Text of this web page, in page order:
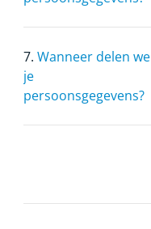
7. Wanneer delen we
je
persoonsgegevens?